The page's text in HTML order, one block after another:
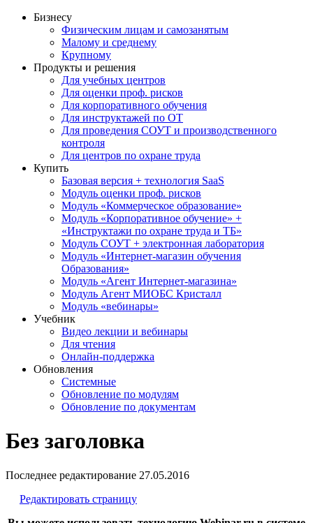
Бизнесу
Физическим лицам и самозанятым
Малому и среднему
Крупному
Продукты и решения
Для учебных центров
Для оценки проф. рисков
Для корпоративного обучения
Для инструктажей по ОТ
Для проведения СОУТ и производственного
контроля
Для центров по охране труда
Купить
Базовая версия + технология SaaS
Модуль оценки проф. рисков
Модуль «Коммерческое образование»
Модуль «Корпоративное обучение» +
«Инструктажи по охране труда и ТБ»
Модуль СОУТ + электронная лаборатория
Модуль «Интернет-магазин обучения
Образования»
Модуль «Агент Интернет-магазина»
Модуль Агент МИОБС Кристалл
Модуль «вебинары»
Учебник
Видео лекции и вебинары
Для чтения
Онлайн-поддержка
Обновления
Системные
Обновление по модулям
Обновление по документам
Без заголовка
Последнее редактирование 27.05.2016
Редактировать страницу